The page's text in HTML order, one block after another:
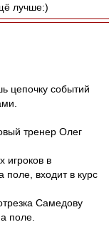
лучше:)
цепочку событий
тренер Олег
игроков в
входит в курс
Самедову
поле.